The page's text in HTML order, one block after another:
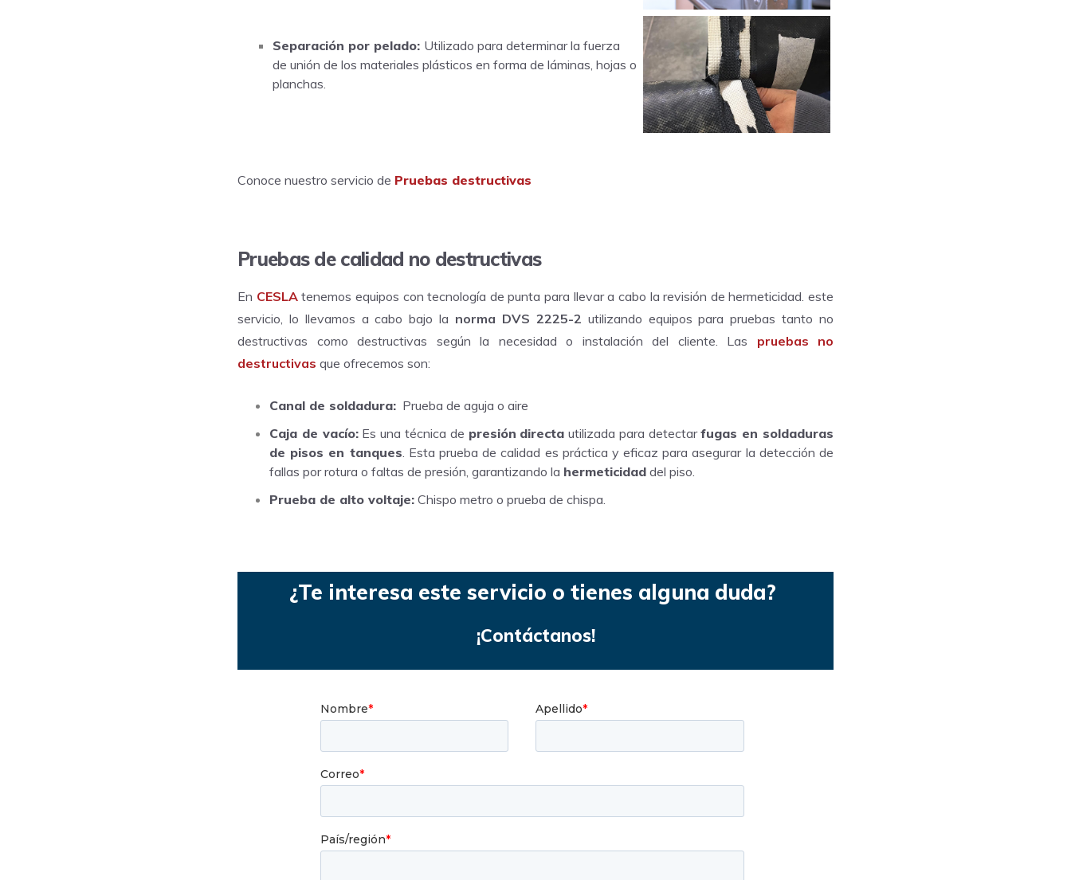
Separación por pelado: Utilizado para determinar la fuerza
de unión de los materiales plásticos en forma de láminas, hojas o
planchas.
Conoce nuestro servicio de Pruebas destructivas
Pruebas de calidad no destructivas
En CESLAtenemos equipos con tecnología de punta para llevar a cabo la revisión de hermeticidad. este
servicio, lo llevamos a cabo bajo la norma DVS 2225-2 utilizando equipos para pruebas tanto no
destructivas como destructivas según la necesidad o instalación del cliente. Las pruebas no
destructivas que ofrecemos son:
Canal de soldadura: Prueba de aguja o aire
Caja de vacío:Es una técnica de presión directa utilizada para detectarfugas en soldaduras
de pisos en tanques. Esta prueba de calidad es práctica y eficaz para asegurar la detección de
fallas por rotura o faltas de presión, garantizando la hermeticidad del piso.
Prueba de alto voltaje: Chispo metro o prueba de chispa.
¿Te interesa este servicio o tienes alguna duda?
¡Contáctanos!